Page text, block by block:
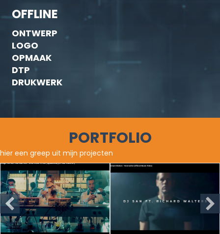
OFFLINE
ONTWERP
LOGO
OPMAAK
DTP
DRUKWERK
PORTFOLIO
hier een greep uit mijn projecten